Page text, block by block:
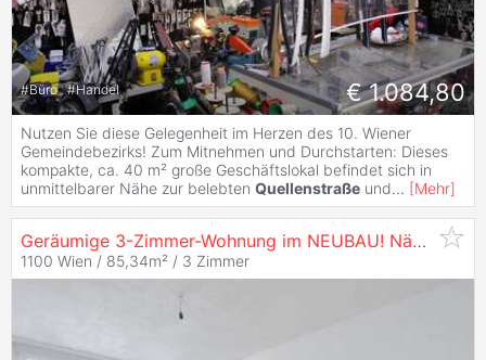
#Büro #Handel € 1.084,80
Nutzen Sie diese Gelegenheit im Herzen des 10. Wiener
Gemeindebezirks! Zum Mitnehmen und Durchstarten: Dieses
kompakte, ca. 40 m² große Geschäftslokal befindet sich in
unmittelbarer Nähe zur belebten Quellenstraße und... [Mehr]
Geräumige 3-Zimmer-Wohnung im NEUBAU! Nähe
1100 Wien / 85,34m² / 3 Zimmer